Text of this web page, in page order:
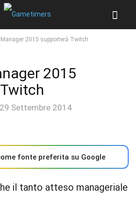
Manager 2015 supporterà Twitch
2015
29 Settembre 2014
fonte preferita su Google
il tanto atteso manageriale